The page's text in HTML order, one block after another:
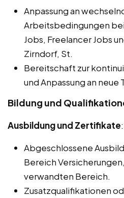
Anpassung an
Arbeitsbedingungen
Jobs, Freelancer Jobs
Zirndorf, St.
Bereitschaft zur
und Anpassung an neue
Bildung und
Ausbildung und Zertifikate:
Abgeschlossene
Bereich
verwandten Bereich.
Zusatzqualifikationen